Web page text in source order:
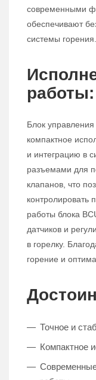
современными
обеспечивают
системы горения.
работы:
Блок
компактное
и интеграцию в
разъемами для
клапанов, что
контролировать
работы блока
датчиков и
в горелку.
горение и
Точное и
Компактное